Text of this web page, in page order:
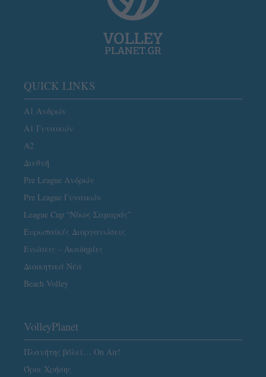
QUICK LINKS
Α1 Ανδρών
Α1 Γυναικών
A2
Διεθνή
Pre League Ανδρών
Pre League Γυναικών
League Cup “Νίκος Σαμαράς”
Ευρωπαϊκές Διοργανώσεις
Ενώσεις – Ακαδημίες
Διοικητικά Νέα
Beach Volley
VolleyPlanet
Πλανήτης βόλεϊ… On Air!
Όροι Χρήσης